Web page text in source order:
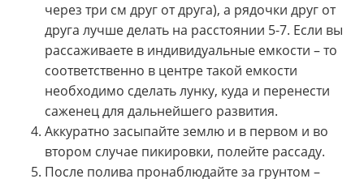
через три см друг от друга), а рядочки друг от
друга лучше делать на расстоянии 5-7. Если вы
рассаживаете в индивидуальные емкости – то
соответственно в центре такой емкости
необходимо сделать лунку, куда и перенести
саженец для дальнейшего развития.
Аккуратно засыпайте землю и в первом и во
втором случае пикировки, полейте рассаду.
После полива пронаблюдайте за грунтом –